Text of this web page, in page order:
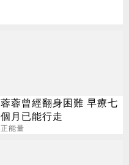
蓉蓉曾經翻身困難 早療七
個月已能行走
正能量